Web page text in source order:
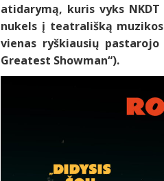
atidarymą, kuris vyks
nukels į teatrališką
vienas ryškiausių
Greatest Showman“).